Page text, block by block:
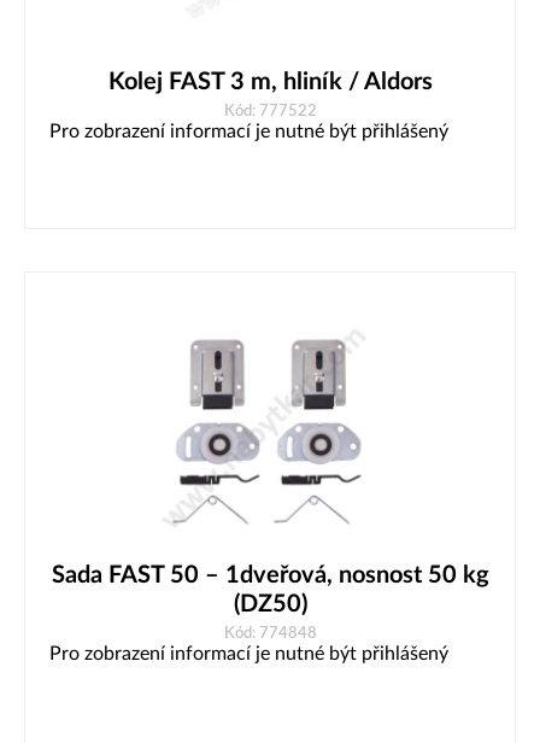
Kolej FAST 3 m, hliník / Aldors
Kód: 777522
Pro zobrazení informací je nutné být přihlášený
Sada FAST 50 – 1dveřová, nosnost 50 kg
(DZ50)
Kód: 774848
Pro zobrazení informací je nutné být přihlášený